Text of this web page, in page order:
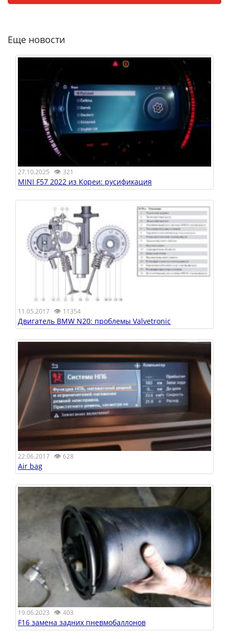
Еще новости
27.10.2025 👁 321
MINI F57 2022 из Кореи: русификация
11.05.2017 👁 11354
Двигатель BMW N20: проблемы Valvetronic
22.06.2017 👁 628
Air bag
19.06.2023 👁 403
F16 замена задних пневмобаллонов